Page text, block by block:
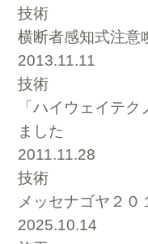
技術
横断者感知式注意
2013.11.11
技術
「ハイウェイテ
ました
2011.11.28
技術
メッセナゴヤ２０
2025.10.14